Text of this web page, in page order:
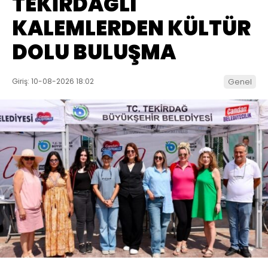
KALEMLERDEN KÜLTÜR
DOLU BULUŞMA
Giriş: 10-08-2026 18:02 Genel